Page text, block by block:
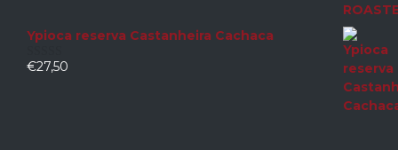
Ypioca reserva Castanheira Cachaca
0
€27,50